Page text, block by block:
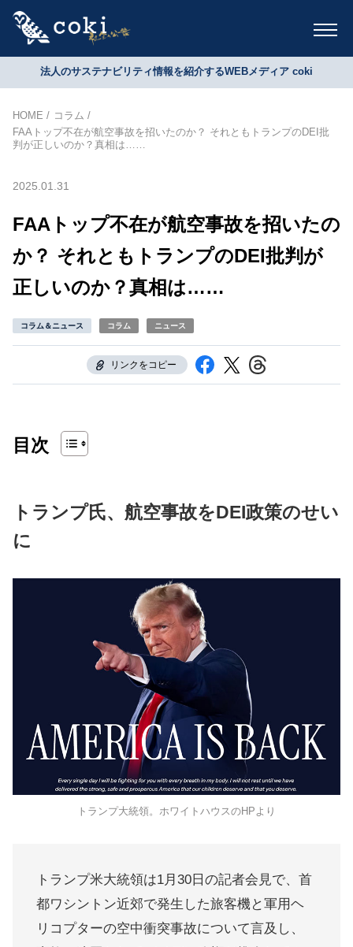
法人のサステナビリティ情報を紹介するWEBメディア coki
HOME
コラム
FAAトップ不在が航空事故を招いたのか？ それともトランプのDEI批
判が正しいのか？真相は……
2025.01.31
FAAトップ不在が航空事故を招いたの
か？ それともトランプのDEI批判が
正しいのか？真相は……
コラム＆ニュース コラム ニュース
リンクをコピー
目次
トランプ氏、航空事故をDEI政策のせい
に
トランプ大統領。ホワイトハウスのHPより
トランプ米大統領は1月30日の記者会見で、首
都ワシントン近郊で発生した旅客機と軍用ヘ
リコプターの空中衝突事故について言及し、